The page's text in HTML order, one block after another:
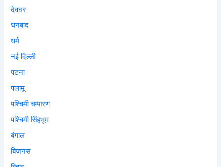
देवघर
धनबाद
धर्म
नई दिल्ली
पटना
पलामू
पश्चिमी चम्पारण
पश्चिमी सिंहभूम
बंगाल
बिज़नस